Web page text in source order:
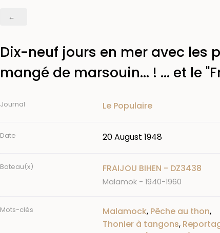
Breadcrumb
Dix-neuf jours en mer avec les
mangé de marsouin... ! ... et le
Journal Le Populaire
Date 20 August 1948
Bateau(x) FRAIJOU BIHEN - DZ3438
Malamok - 1940-1960
Mots-clés Malamock, Pêche au thon,
Thonier à tangons,